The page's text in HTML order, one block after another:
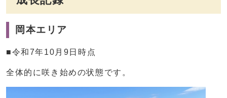
岡本エリア
■令和7年10月9日時点
全体的に咲き始めの状態です。